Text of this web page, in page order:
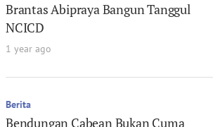
Brantas Abipraya Bangun Tanggul
NCICD
1 year ago
Berita
Bendungan Cabean Bukan Cuma